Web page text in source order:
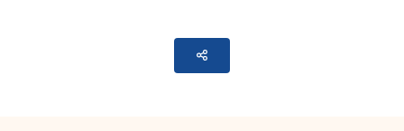
7 vidéos tutorielles sur l'IA générative
Parteger